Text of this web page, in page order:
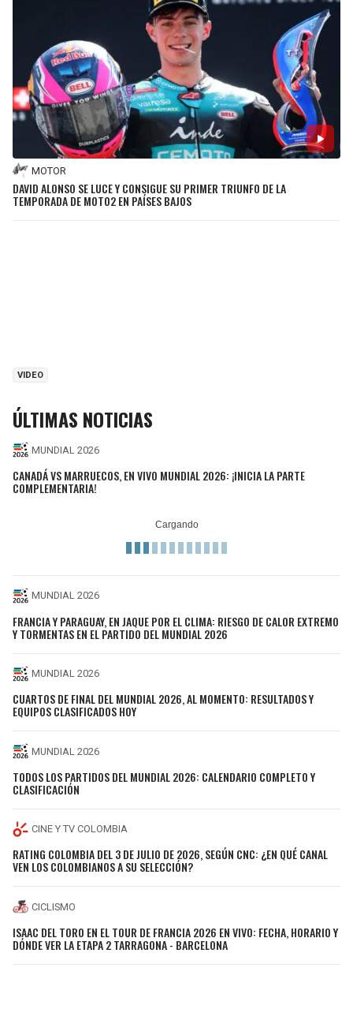
MOTOR
DAVID ALONSO SE LUCE Y CONSIGUE SU PRIMER TRIUNFO DE LA
TEMPORADA DE MOTO2 EN PAÍSES BAJOS
VIDEO
ÚLTIMAS NOTICIAS
MUNDIAL 2026
CANADÁ VS MARRUECOS, EN VIVO MUNDIAL 2026: ¡INICIA LA PARTE
COMPLEMENTARIA!
MUNDIAL 2026
FRANCIA Y PARAGUAY, EN JAQUE POR EL CLIMA: RIESGO DE CALOR EXTREMO
Y TORMENTAS EN EL PARTIDO DEL MUNDIAL 2026
MUNDIAL 2026
CUARTOS DE FINAL DEL MUNDIAL 2026, AL MOMENTO: RESULTADOS Y
EQUIPOS CLASIFICADOS HOY
MUNDIAL 2026
TODOS LOS PARTIDOS DEL MUNDIAL 2026: CALENDARIO COMPLETO Y
CLASIFICACIÓN
CINE Y TV COLOMBIA
RATING COLOMBIA DEL 3 DE JULIO DE 2026, SEGÚN CNC: ¿EN QUÉ CANAL
VEN LOS COLOMBIANOS A SU SELECCIÓN?
CICLISMO
ISAAC DEL TORO EN EL TOUR DE FRANCIA 2026 EN VIVO: FECHA, HORARIO Y
DÓNDE VER LA ETAPA 2 TARRAGONA - BARCELONA